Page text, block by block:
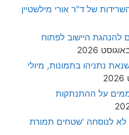
של ד"ר אורי מילשטיין
להנהגת היישוב לפתוח
נתניהו בתמונות, מיולי
על ההתנתקות
לא לנוסחה 'שטחים תמורת